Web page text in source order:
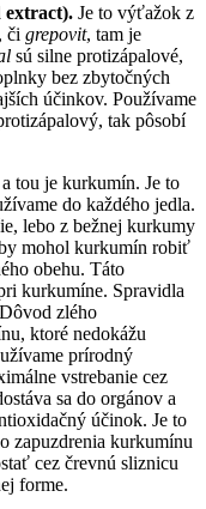
extract). Je to výťažok z
, či grepovit, tam je
sú silne protizápalové,
bez zbytočných
účinkov. Používame
tak pôsobí
tou je kurkumín. Je to
do každého jedla.
lebo z bežnej kurkumy
mohol kurkumín robiť
obehu. Táto
kurkumíne. Spravidla
zlého
ktoré nedokážu
prírodný
vstrebanie cez
sa do orgánov a
účinok. Je to
zapuzdrenia kurkumínu
cez črevnú sliznicu
forme.